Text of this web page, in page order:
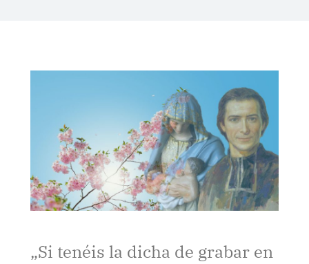
„Si tenéis la dicha de grabar en